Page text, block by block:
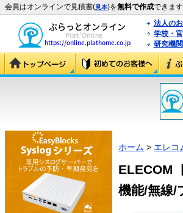
会員はオンラインで見積書(見本)を無料で作成できます
法人の
学校・
研究機
ホーム > エレコ
ELECOM
機能/無線/